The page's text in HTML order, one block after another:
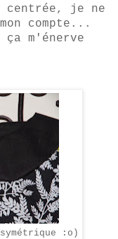
centrée, je ne
compte...
m'énerve
:o)